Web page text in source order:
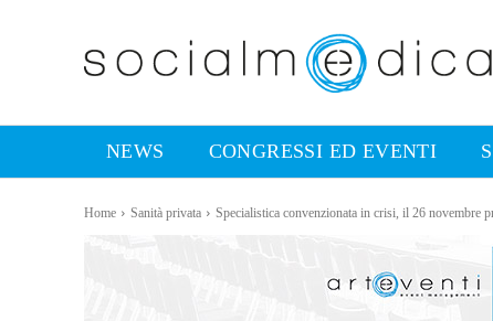
NEWS CONGRESSI ED EVENTI
Home Sanità privata Specialistica convenzionata in crisi, il 26 novembre